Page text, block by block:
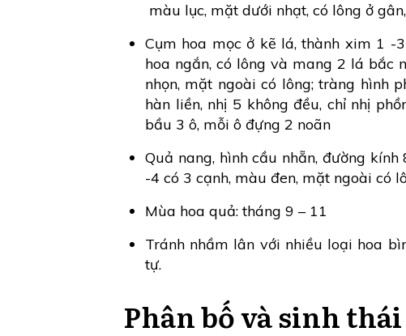
màu lục, mặt dưới nhạt, có lông ở
Cụm hoa mọc ở kẽ lá, thành xim 1
hoa ngắn, có lông và mang 2 lá bắc
nhọn, mặt ngoài có lông; tràng hình
hàn liền, nhị 5 không đều, chỉ nhị
bầu 3 ô, mỗi ô đựng 2 noãn
Quả nang, hình cầu nhẵn, đường
-4 có 3 cạnh, màu đen, mặt ngoài có
Mùa hoa quả: tháng 9 – 11
Tránh nhầm lân với nhiều loại hoa
tự.
Phân bố và sinh thái